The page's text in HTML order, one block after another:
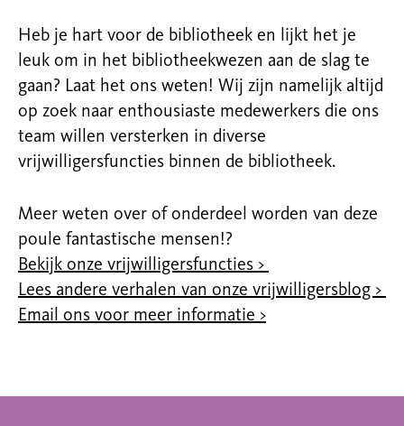
Heb je hart voor de bibliotheek en lijkt het je
leuk om in het bibliotheekwezen aan de slag te
gaan? Laat het ons weten! Wij zijn namelijk altijd
op zoek naar enthousiaste medewerkers die ons
team willen versterken in diverse
vrijwilligersfuncties binnen de bibliotheek.
Meer weten over of onderdeel worden van deze
poule fantastische mensen!?
Bekijk onze vrijwilligersfuncties >
Lees andere verhalen van onze vrijwilligersblog >
Email ons voor meer informatie >